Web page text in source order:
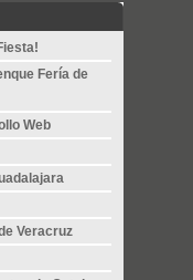
Fería de
Web
Veracruz